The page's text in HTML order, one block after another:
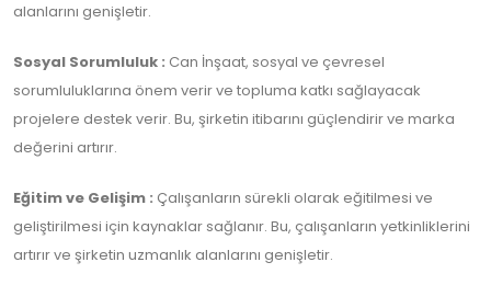
alanlarını genişletir.
Sosyal Sorumluluk : Can İnşaat, sosyal ve çevresel
sorumluluklarına önem verir ve topluma katkı sağlayacak
projelere destek verir. Bu, şirketin itibarını güçlendirir ve marka
değerini artırır.
Eğitim ve Gelişim : Çalışanların sürekli olarak eğitilmesi ve
geliştirilmesi için kaynaklar sağlanır. Bu, çalışanların yetkinliklerini
artırır ve şirketin uzmanlık alanlarını genişletir.